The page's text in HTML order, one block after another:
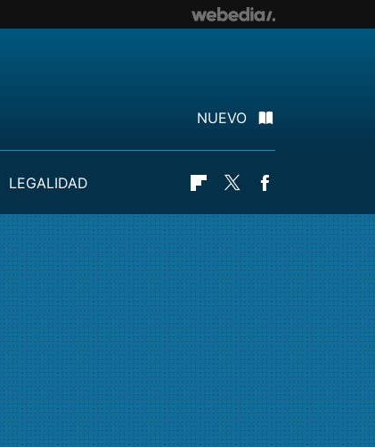
NUEVO
LEGALIDAD
Flipboard
Twitter